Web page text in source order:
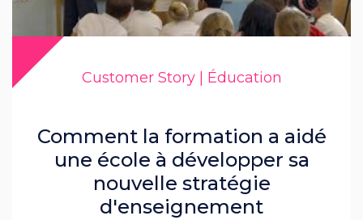
Customer Story | Éducation
Comment la formation a aidé
une école à développer sa
nouvelle stratégie
d'enseignement